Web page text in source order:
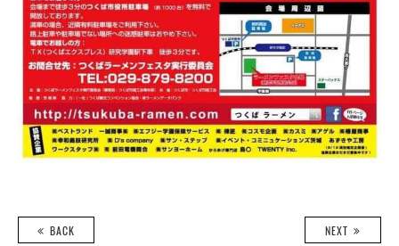
BACK NEXT